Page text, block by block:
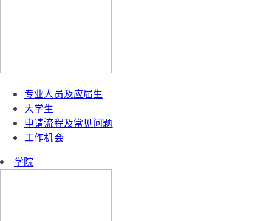
专业人员及应届生
大学生
申请流程及常见问题
工作机会
学院